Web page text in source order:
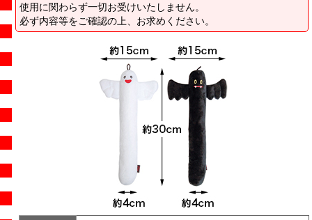
使用に関わらず一切お受けいたしません。
必ず内容等をご確認の上、お求めください。